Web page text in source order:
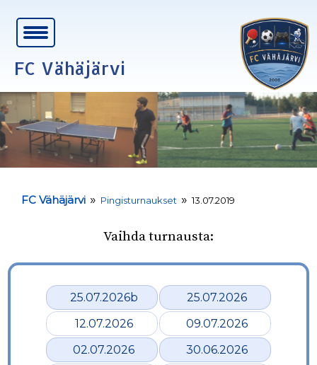
FC Vähäjärvi
FC Vähäjärvi » Pingisturnaukset » 13.07.2019
Vaihda turnausta:
25.07.2026b
25.07.2026
12.07.2026
09.07.2026
02.07.2026
30.06.2026